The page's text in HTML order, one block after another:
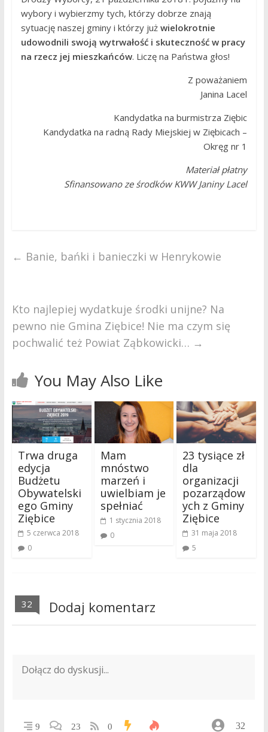
wybory i wybierzmy tych, którzy dobrze znają
sytuację naszej gminy i którzy już wielokrotnie
udowodnili swoją wytrwałość i skuteczność w pracy
na rzecz jej mieszkańców. Liczę na Państwa głos!
Z poważaniem
Janina Lacel
Kandydatka na burmistrza Ziębic
Kandydatka na radną Rady Miejskiej w Ziębicach –
Okręg nr 1
Materiał płatny
Sfinansowano ze środków KWW Janiny Lacel
← Banie, bańki i banieczki w Henrykowie
Kto najlepiej wydatkuje środki unijne? Na
pewno nie Gmina Ziębice! Nie ma czym się
pochwalić też Powiat Ząbkowicki… →
You May Also Like
Trwa druga
edycja
Budżetu
Obywatelski
ego Gminy
Ziębice
5 czerwca 2018
0
Mam
mnóstwo
marzeń i
uwielbiam je
spełniać
1 stycznia 2018
0
23 tysiące zł
dla
organizacji
pozarządow
ych z Gminy
Ziębice
31 maja 2018
5
32 Dodaj komentarz
9 23 0 32